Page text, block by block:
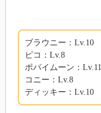
ブラウニー：Lv.10
ピコ：Lv.8
ポパイムーン：Lv.11
コニー：Lv.8
ディッキー：Lv.10